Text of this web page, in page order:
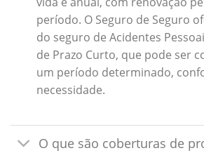
período. O Seguro de Seguro
do seguro de Acidentes
de Prazo Curto, que pode ser
um período determinado,
necessidade.
O que são coberturas de